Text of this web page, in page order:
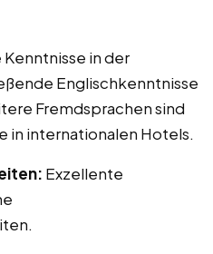
Kenntnisse in der
Englischkenntnisse
Fremdsprachen sind
in internationalen Hotels.
Exzellente